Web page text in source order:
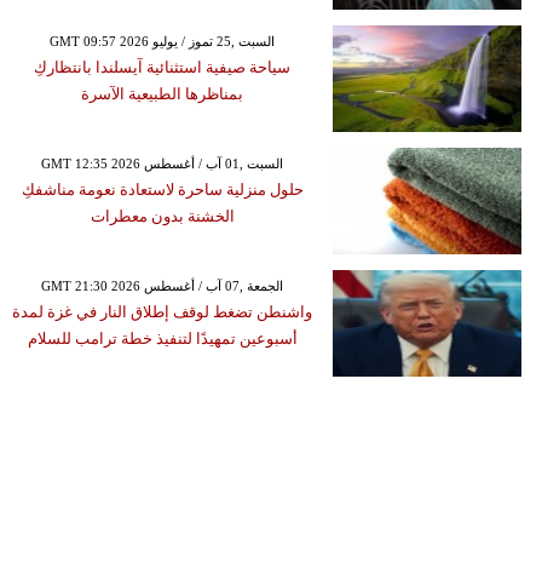
GMT 09:57 2026 السبت ,25 تموز / يوليو
سياحة صيفية استثنائية آيسلندا بانتظاركِ
بمناظرها الطبيعية الآسرة
GMT 12:35 2026 السبت ,01 آب / أغسطس
حلول منزلية ساحرة لاستعادة نعومة مناشفكِ
الخشنة بدون معطرات
GMT 21:30 2026 الجمعة ,07 آب / أغسطس
واشنطن تضغط لوقف إطلاق النار في غزة لمدة
أسبوعين تمهيدًا لتنفيذ خطة ترامب للسلام